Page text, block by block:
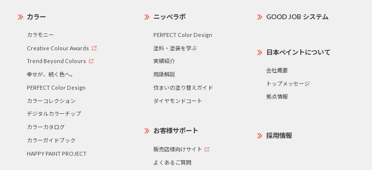
カラー
カラモニー
Creative Colour Awards
Trend Beyond Colours
幸せが、続く色へ。
PERFECT Color Design
カラーコレクション
デジタルカラーチップ
カラーカタログ
カラーガイドブック
HAPPY PAINT PROJECT
ニッペラボ
PERFECT Color Design
塗料・塗装を学ぶ
実績紹介
用語解説
住まいの塗り替えガイド
ダイヤモンドコート
お客様サポート
販売店様向けサイト
よくあるご質問
GOOD JOB システム
日本ペイントについて
会社概要
トップメッセージ
拠点情報
採用情報